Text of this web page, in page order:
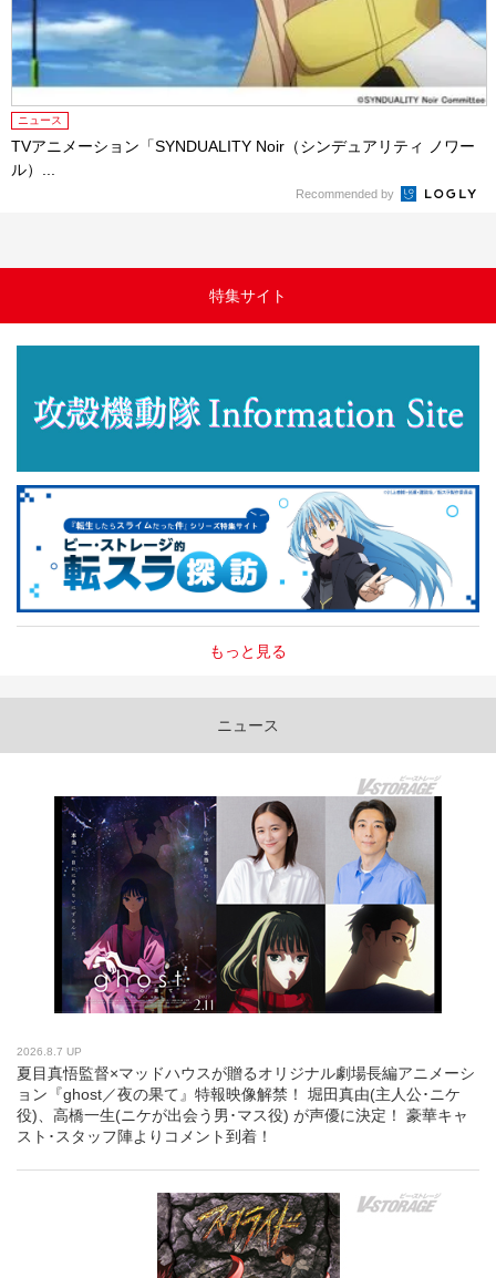
ニュース
TVアニメーション「SYNDUALITY Noir（シンデュアリティ ノワー
ル）...
Recommended by
特集サイト
もっと見る
ニュース
2026.8.7 UP
夏目真悟監督×マッドハウスが贈るオリジナル劇場長編アニメーシ
ョン『ghost／夜の果て』特報映像解禁！ 堀田真由(主人公･ニケ
役)、高橋一生(ニケが出会う男･マス役) が声優に決定！ 豪華キャ
スト･スタッフ陣よりコメント到着！